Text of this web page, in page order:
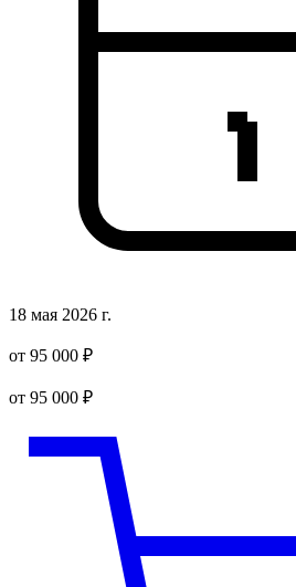
18 мая 2026 г.
от 95 000 ₽
от 95 000 ₽